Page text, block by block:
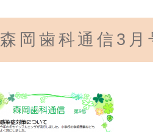
森岡歯科通信3月